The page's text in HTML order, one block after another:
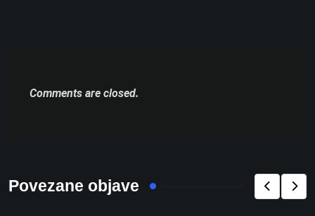
Comments are closed.
Povezane objave